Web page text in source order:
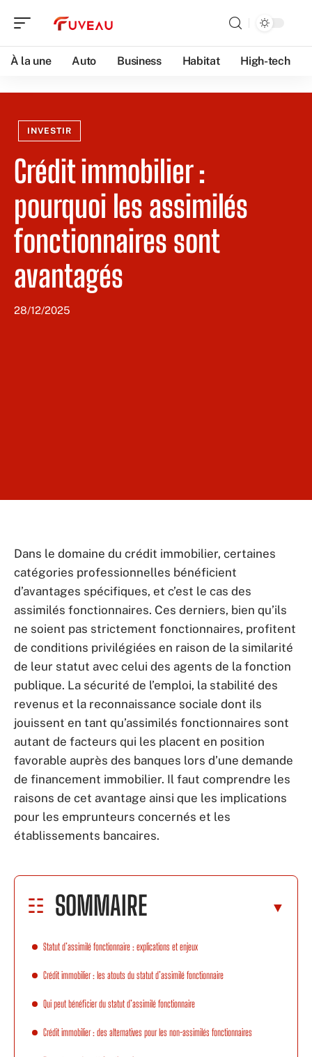
À la une Auto Business Habitat High-tech
INVESTIR
Crédit immobilier :
pourquoi les assimilés
fonctionnaires sont
avantagés
28/12/2025
Dans le domaine du crédit immobilier, certaines
catégories professionnelles bénéficient
d’avantages spécifiques, et c’est le cas des
assimilés fonctionnaires. Ces derniers, bien qu’ils
ne soient pas strictement fonctionnaires, profitent
de conditions privilégiées en raison de la similarité
de leur statut avec celui des agents de la fonction
publique. La sécurité de l’emploi, la stabilité des
revenus et la reconnaissance sociale dont ils
jouissent en tant qu’assimilés fonctionnaires sont
autant de facteurs qui les placent en position
favorable auprès des banques lors d’une demande
de financement immobilier. Il faut comprendre les
raisons de cet avantage ainsi que les implications
pour les emprunteurs concernés et les
établissements bancaires.
SOMMAIRE
Statut d’assimilé fonctionnaire : explications et enjeux
Crédit immobilier : les atouts du statut d’assimilé fonctionnaire
Qui peut bénéficier du statut d’assimilé fonctionnaire
Crédit immobilier : des alternatives pour les non-assimilés fonctionnaires